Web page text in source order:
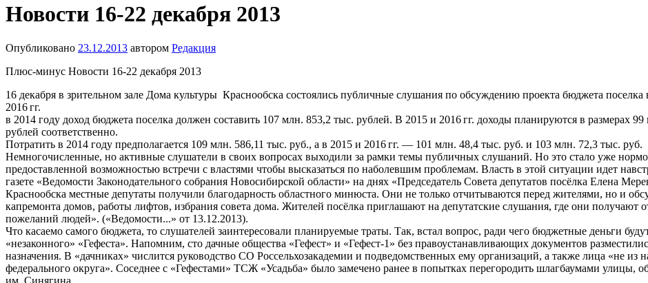
Новости 16-22 декабря 2013
Опубликовано 23.12.2013 автором Редакция
Плюс-минус Новости 16-22 декабря 2013
16 декабря в зрительном зале Дома культуры Краснообска состоялись публичные слушания по обсуждению проекта бюджета
2016 гг.
в 2014 году доход бюджета поселка должен составить 107 млн. 853,2 тыс. рублей. В 2015 и 2016 гг. доходы планируются в размерах
рублей соответственно.
Потратить в 2014 году предполагается 109 млн. 586,11 тыс. руб., а в 2015 и 2016 гг. — 101 млн. 48,4 тыс. руб. и 103 млн. 72,3 тыс. руб.
Немногочисленные, но активные слушатели в своих вопросах выходили за рамки темы публичных слушаний. Но это стало уже
предоставленной возможностью встречи с властями чтобы высказаться по наболевшим проблемам. Власть в этой ситуации идет
газете «Ведомости Законодательного собрания Новосибирской области» на днях «Председатель Совета депутатов посёлка Елена
Краснообска местные депутаты получили благодарность областного минюста. Они не только отчитываются перед жителями, но и
капремонта домов, работы лифтов, избрания совета дома. Жителей посёлка приглашают на депутатские слушания, где они получают
пожеланий людей». («Ведомости...» от 13.12.2013).
Что касаемо самого бюджета, то слушателей заинтересовали планируемые траты. Так, встал вопрос, ради чего бюджетные деньги
«незаконного» «Гефеста». Напомним, сто дачные общества «Гефест» и «Гефест-1» без правоустанавливающих документов
назначения. В «дачниках» числится руководство СО Россельхозакадемии и подведомственных ему организаций, а также лица «не из
федерального округа». Соседнее с «Гефестами» ТСЖ «Усадьба» было замечено ранее в попытках перегородить шлагбаумами
им. Синягина.